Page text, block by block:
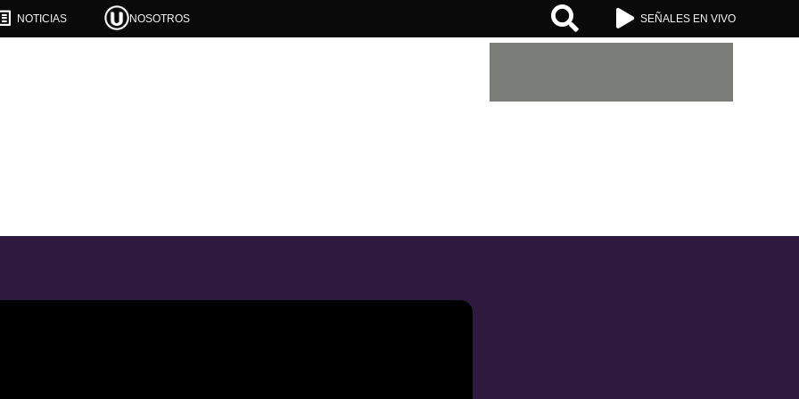
NOTICIAS NOSOTROS   SEÑALES EN VIVO